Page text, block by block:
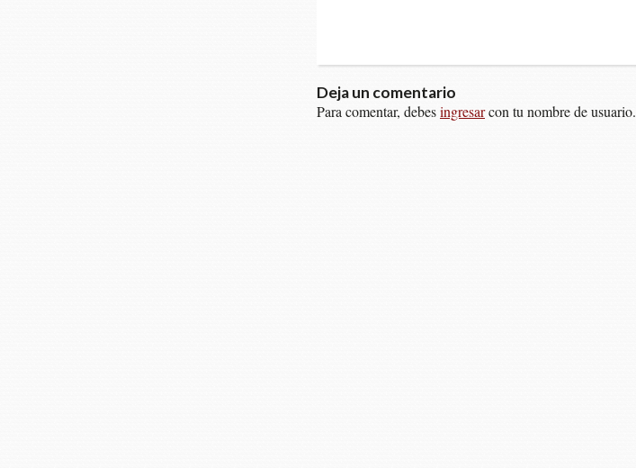
Deja un comentario
Para comentar, debesingresarcon tu nombre de usuario.